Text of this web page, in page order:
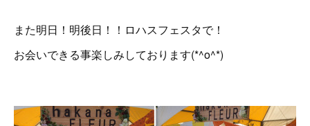
また明日！明後日！！ロハスフェスタで！
お会いできる事楽しみしております(*^o^*)